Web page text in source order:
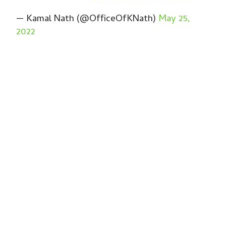
— Kamal Nath (@OfficeOfKNath) May 25,
2022